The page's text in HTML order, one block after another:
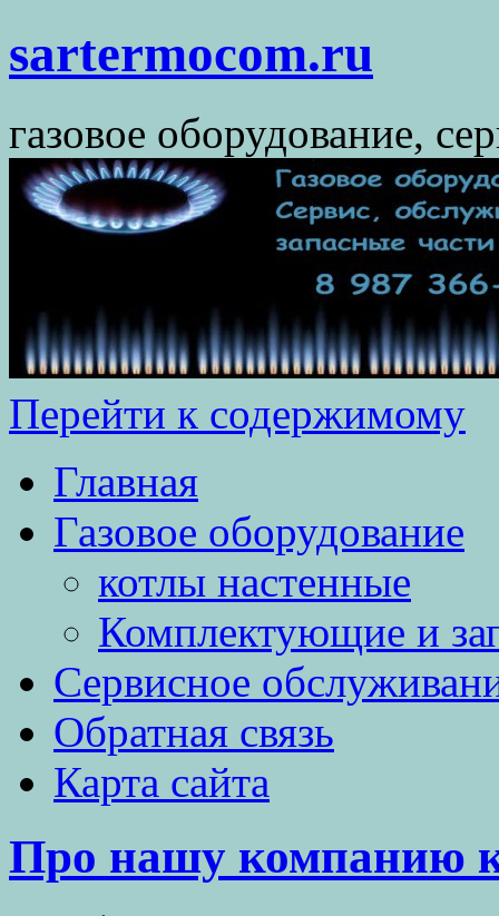
sartermocom.ru
газовое оборудование,
Перейти к содержимому
Главная
Газовое оборудование
котлы настенные
Комплектующие и
Сервисное
Обратная связь
Карта сайта
Про нашу компанию